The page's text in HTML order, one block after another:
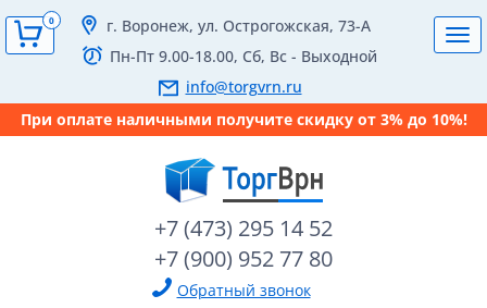
г. Воронеж, ул. Острогожская, 73-А
Пн-Пт 9.00-18.00, Сб, Вс - Выходной
info@torgvrn.ru
При оплате наличными получите скидку от 3% до 10%!
+7 (473) 295 14 52
+7 (900) 952 77 80
Обратный звонок
0